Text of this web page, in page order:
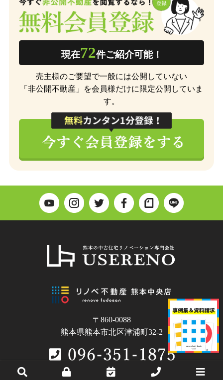
現在72件ご紹介可能！
売主様のご要望で一般には公開していない
「非公開不動産」を会員様だけに限定公開していま
す。
〒860-0088
熊本県熊本市北区津浦町32-2